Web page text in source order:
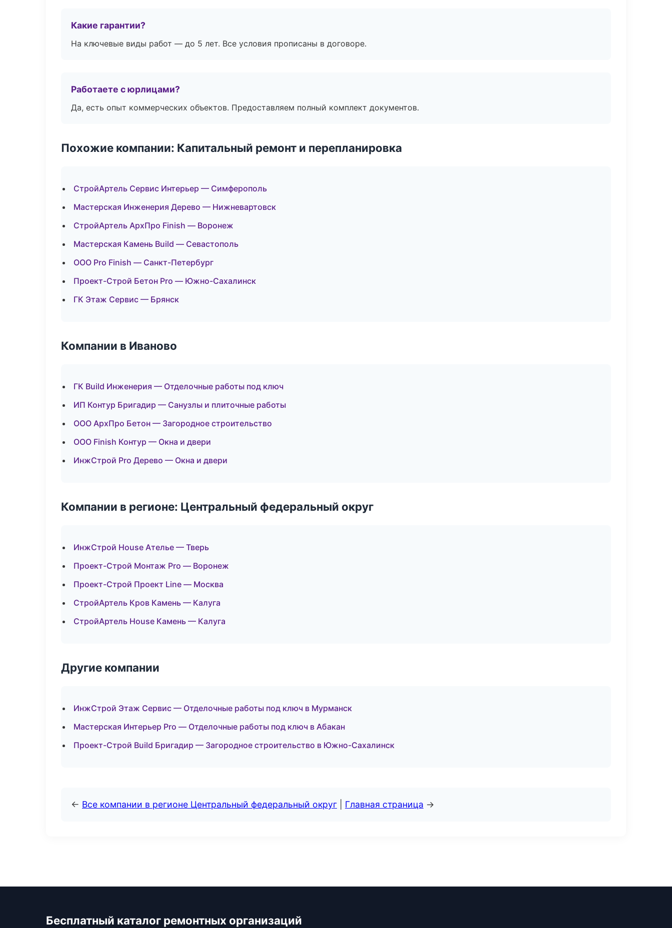
Какие гарантии?
На ключевые виды работ — до 5 лет. Все условия прописаны в договоре.
Работаете с юрлицами?
Да, есть опыт коммерческих объектов. Предоставляем полный комплект документов.
Похожие компании: Капитальный ремонт и перепланировка
СтройАртель Сервис Интерьер — Симферополь
Мастерская Инженерия Дерево — Нижневартовск
СтройАртель АрхПро Finish — Воронеж
Мастерская Камень Build — Севастополь
ООО Pro Finish — Санкт-Петербург
Проект-Строй Бетон Pro — Южно-Сахалинск
ГК Этаж Сервис — Брянск
Компании в Иваново
ГК Build Инженерия — Отделочные работы под ключ
ИП Контур Бригадир — Санузлы и плиточные работы
ООО АрхПро Бетон — Загородное строительство
ООО Finish Контур — Окна и двери
ИнжСтрой Pro Дерево — Окна и двери
Компании в регионе: Центральный федеральный округ
ИнжСтрой House Ателье — Тверь
Проект-Строй Монтаж Pro — Воронеж
Проект-Строй Проект Line — Москва
СтройАртель Кров Камень — Калуга
СтройАртель House Камень — Калуга
Другие компании
ИнжСтрой Этаж Сервис — Отделочные работы под ключ в Мурманск
Мастерская Интерьер Pro — Отделочные работы под ключ в Абакан
Проект-Строй Build Бригадир — Загородное строительство в Южно-Сахалинск
← Все компании в регионе Центральный федеральный округ Главная страница →
Бесплатный каталог ремонтных организаций